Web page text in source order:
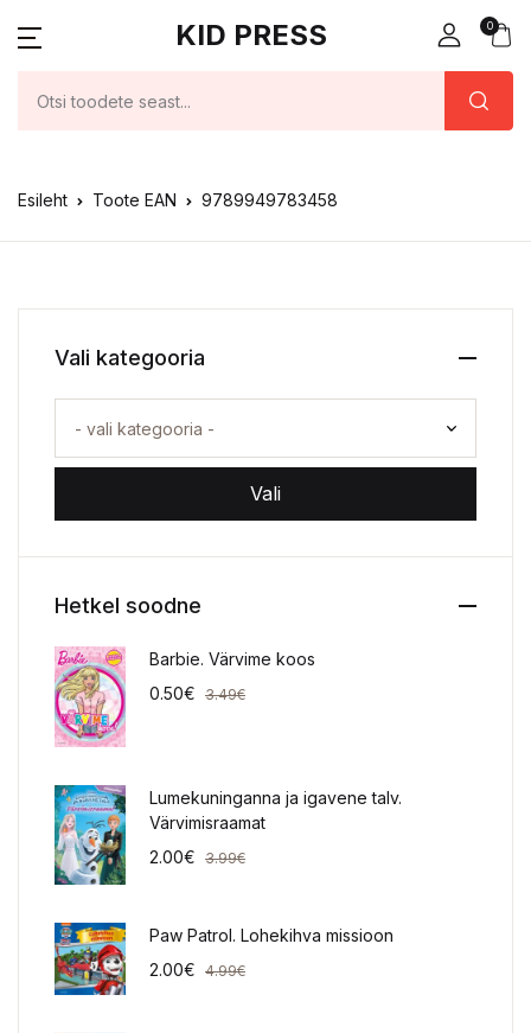
KID PRESS 0
Esileht Toote EAN 9789949783458
Vali kategooria
Vali
Hetkel soodne
Barbie. Värvime koos
0.50€ 3.49€
Lumekuninganna ja igavene talv.
Värvimisraamat
2.00€ 3.99€
Paw Patrol. Lohekihva missioon
2.00€ 4.99€